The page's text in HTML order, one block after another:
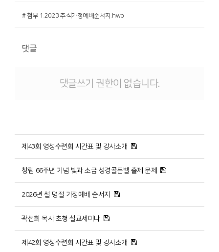
# 첨부 1.2023 추석가정예배순서지.hwp
댓글
댓글쓰기 권한이 없습니다.
제43회 영성수련회 시간표 및 강사소개
창립 66주년 기념 빛과 소금 성경골든벨 출제 문제
2026년 설 명절 가정예배 순서지
곽선희 목사 초청 설교세미나
제42회 영성수련회 시간표 및 강사소개